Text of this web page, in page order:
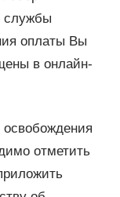
службы
оплаты Вы
в онлайн-
освобождения
отметить